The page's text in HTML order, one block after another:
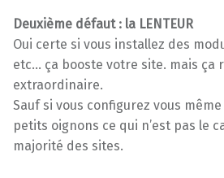
Deuxième défaut : la LENTEUR
Oui certe si vous installez des
etc… ça booste votre site. mais ça
extraordinaire.
Sauf si vous configurez vous
petits oignons ce qui n’est pas le
majorité des sites.